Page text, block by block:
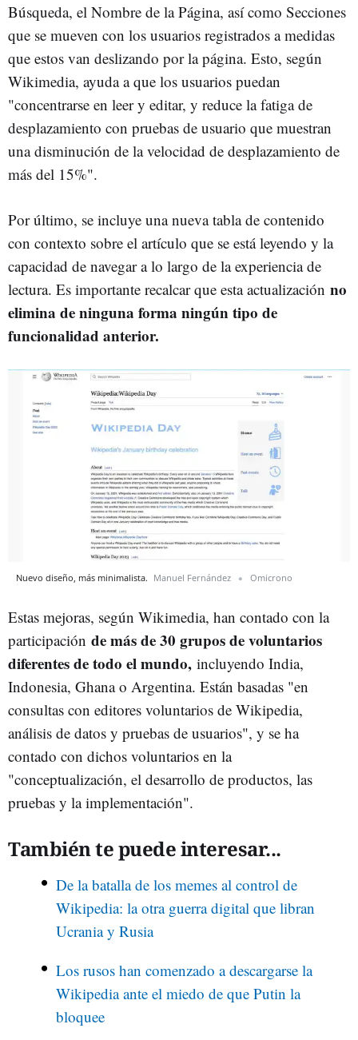
Búsqueda, el Nombre de la Página, así como Secciones
que se mueven con los usuarios registrados a medidas
que estos van deslizando por la página. Esto, según
Wikimedia, ayuda a que los usuarios puedan
"concentrarse en leer y editar, y reduce la fatiga de
desplazamiento con pruebas de usuario que muestran
una disminución de la velocidad de desplazamiento de
más del 15%".
Por último, se incluye una nueva tabla de contenido
con contexto sobre el artículo que se está leyendo y la
capacidad de navegar a lo largo de la experiencia de
lectura. Es importante recalcar que esta actualización no
elimina de ninguna forma ningún tipo de
funcionalidad anterior.
Nuevo diseño, más minimalista. Manuel Fernández Omicrono
Estas mejoras, según Wikimedia, han contado con la
participación de más de 30 grupos de voluntarios
diferentes de todo el mundo, incluyendo India,
Indonesia, Ghana o Argentina. Están basadas "en
consultas con editores voluntarios de Wikipedia,
análisis de datos y pruebas de usuarios", y se ha
contado con dichos voluntarios en la
"conceptualización, el desarrollo de productos, las
pruebas y la implementación".
También te puede interesar...
De la batalla de los memes al control de
Wikipedia: la otra guerra digital que libran
Ucrania y Rusia
Los rusos han comenzado a descargarse la
Wikipedia ante el miedo de que Putin la
bloquee